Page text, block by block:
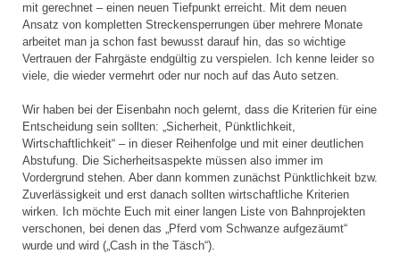
mit gerechnet – einen neuen Tiefpunkt erreicht. Mit dem neuen
Ansatz von kompletten Streckensperrungen über mehrere Monate
arbeitet man ja schon fast bewusst darauf hin, das so wichtige
Vertrauen der Fahrgäste endgültig zu verspielen. Ich kenne leider so
viele, die wieder vermehrt oder nur noch auf das Auto setzen.
Wir haben bei der Eisenbahn noch gelernt, dass die Kriterien für eine
Entscheidung sein sollten: „Sicherheit, Pünktlichkeit,
Wirtschaftlichkeit“ – in dieser Reihenfolge und mit einer deutlichen
Abstufung. Die Sicherheitsaspekte müssen also immer im
Vordergrund stehen. Aber dann kommen zunächst Pünktlichkeit bzw.
Zuverlässigkeit und erst danach sollten wirtschaftliche Kriterien
wirken. Ich möchte Euch mit einer langen Liste von Bahnprojekten
verschonen, bei denen das „Pferd vom Schwanze aufgezäumt“
wurde und wird („Cash in the Täsch“).